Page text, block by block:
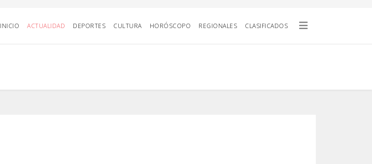
INICIO ACTUALIDAD DEPORTES CULTURA HORÓSCOPO REGIONALES CLASIFICADOS